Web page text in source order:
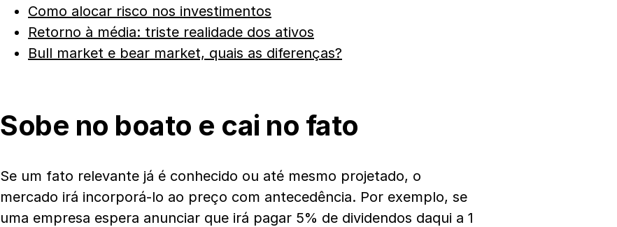
Como alocar risco nos investimentos
Retorno à média: triste realidade dos ativos
Bull market e bear market, quais as diferenças?
Sobe no boato e cai no fato
Se um fato relevante já é conhecido ou até mesmo projetado, o
mercado irá incorporá-lo ao preço com antecedência. Por exemplo, se
uma empresa espera anunciar que irá pagar 5% de dividendos daqui a 1